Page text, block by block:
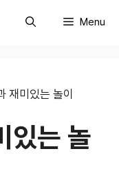
Menu
재미있는 놀이
있는 놀